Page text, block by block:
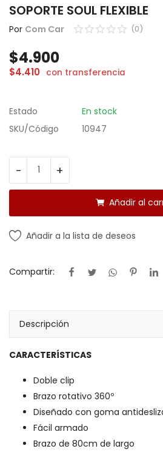
INFANTIL
Lista de deseos
Acceso
Localización
ARS ($)
SOPORTE SOUL FLEXIBLE
Por Com Car (0)
$4.900
$4.410 con transferencia
Estado
En stock
SKU/Código
10947
- +
Añadir al
Añadir a la lista de deseos
Compartir:
Descripción
CARACTERÍSTICAS
Doble clip
Brazo rotativo 360º
Diseñado con goma
Fácil armado
Brazo de 80cm de largo